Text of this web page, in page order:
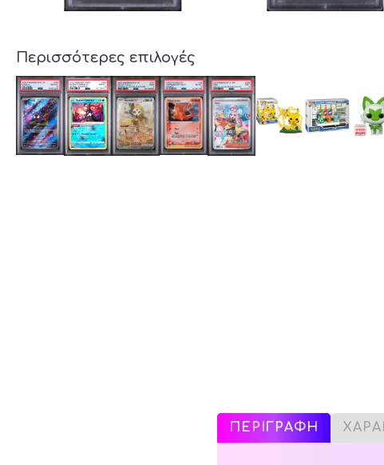
Περισσότερες επιλογές
ΠΕΡΙΓΡΑΦΗ